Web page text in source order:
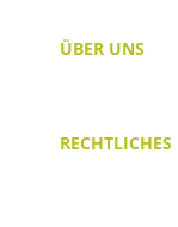
ÜBER UNS
RECHTLICHES